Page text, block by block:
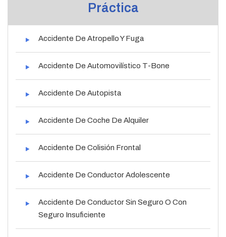
Práctica
Accidente De Atropello Y Fuga
Accidente De Automovilístico T-Bone
Accidente De Autopista
Accidente De Coche De Alquiler
Accidente De Colisión Frontal
Accidente De Conductor Adolescente
Accidente De Conductor Sin Seguro O Con
Seguro Insuficiente